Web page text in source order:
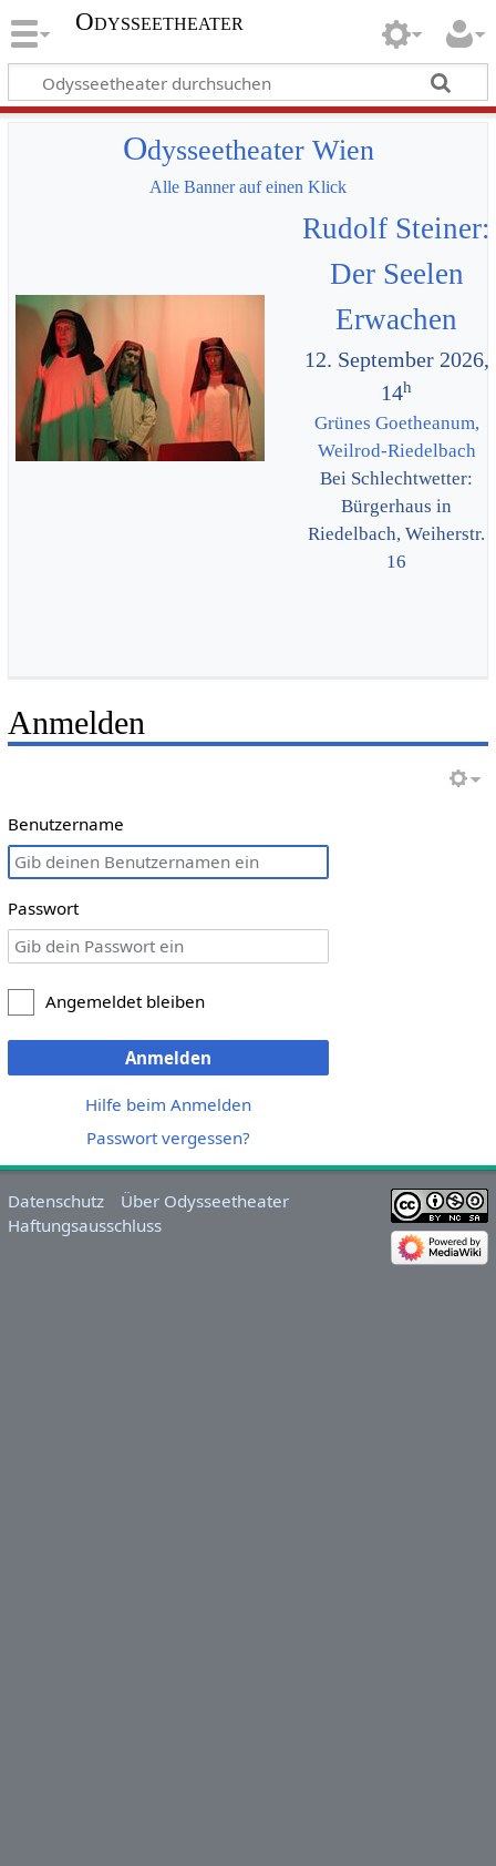
Odysseetheater
Odysseetheater Wien
Alle Banner auf einen Klick
Rudolf Steiner:
Der Seelen
Erwachen
12. September 2026,
14h
Grünes Goetheanum,
Weilrod-Riedelbach
Bei Schlechtwetter:
Bürgerhaus in
Riedelbach, Weiherstr.
16
Anmelden
Benutzername
Passwort
Angemeldet bleiben
Anmelden
Hilfe beim Anmelden
Passwort vergessen?
Datenschutz
Über Odysseetheater
Haftungsausschluss